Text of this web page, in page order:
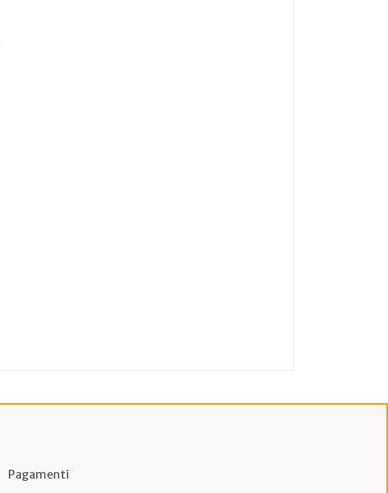
Pagamenti